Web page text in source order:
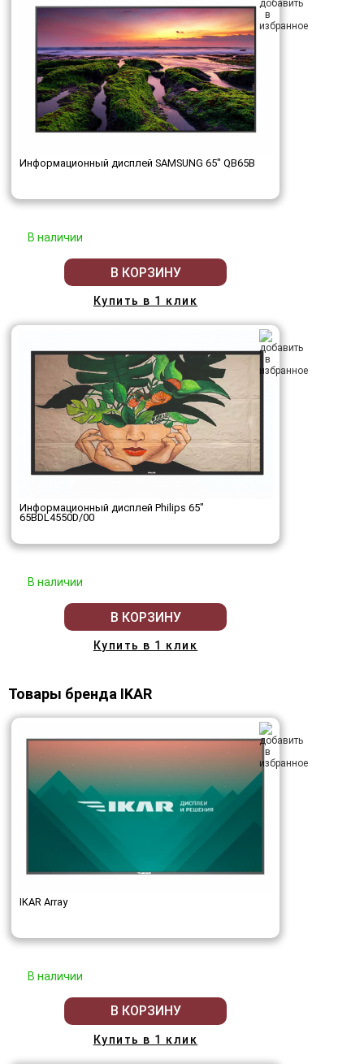
Информационный дисплей SAMSUNG 65" QB65B
В наличии
В КОРЗИНУ
Купить в 1 клик
Информационный дисплей Philips 65"
65BDL4550D/00
В наличии
В КОРЗИНУ
Купить в 1 клик
Товары бренда IKAR
IKAR Array
В наличии
В КОРЗИНУ
Купить в 1 клик